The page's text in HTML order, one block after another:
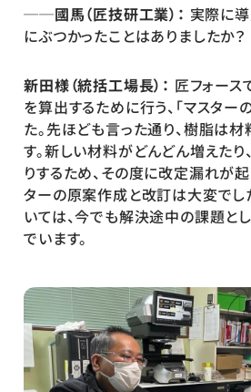
──國馬（匠技研工業）： 実際に
にぶつかったことはありましたか？
新田様（統括工場長）： 匠フォー
を算出するために行う、「マスター
た。先ほども言った通り、樹脂は
す。新しい材料がどんどん増えた
りするため、その度に改定漏れが
ターの原案作成と改訂は大変でし
いては、今でも解決途中の課題と
でいます。